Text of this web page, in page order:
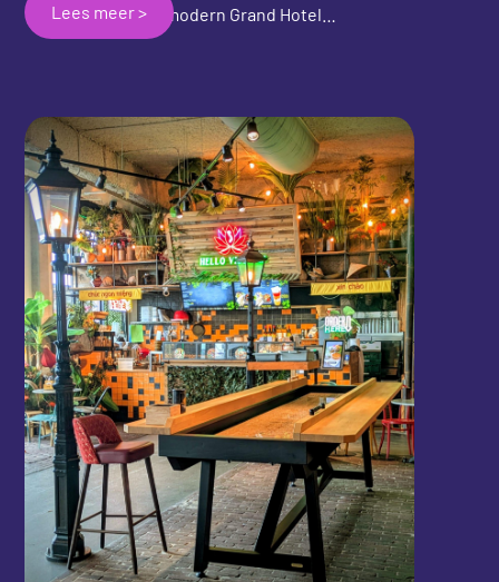
grandeur van een modern Grand Hotel
samenkomt met de energie van een avond vol
Lees meer >